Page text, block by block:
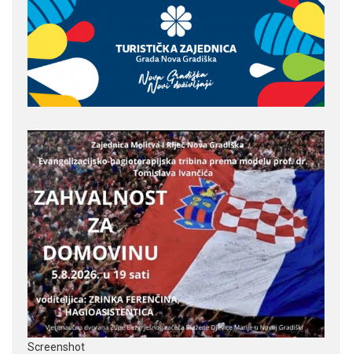
Screenshot